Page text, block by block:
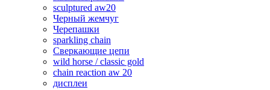
sculptured aw20
Черный жемчуг
Черепашки
sparkling chain
Сверкающие цепи
wild horse / classic gold
chain reaction aw 20
дисплеи